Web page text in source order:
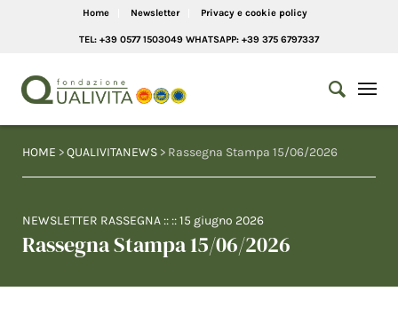
Home Newsletter Privacy e cookie policy
TEL: +39 0577 1503049 WHATSAPP: +39 375 6797337
HOME >QUALIVITANEWS > Rassegna Stampa 15/06/2026
NEWSLETTER RASSEGNA :: ::15 giugno 2026
Rassegna Stampa 15/06/2026